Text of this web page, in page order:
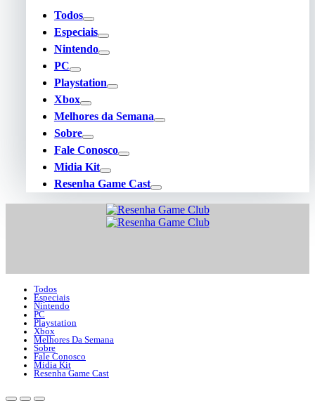
Todos
Especiais
Nintendo
PC
Playstation
Xbox
Melhores da Semana
Sobre
Fale Conosco
Midia Kit
Resenha Game Cast
Todos
Especiais
Nintendo
PC
Playstation
Xbox
Melhores Da Semana
Sobre
Fale Conosco
Midia Kit
Resenha Game Cast